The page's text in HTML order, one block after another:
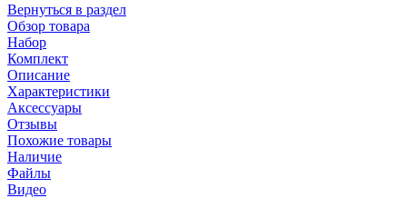
Вернуться в раздел
Обзор товара
Набор
Комплект
Описание
Характеристики
Аксессуары
Отзывы
Похожие товары
Наличие
Файлы
Видео